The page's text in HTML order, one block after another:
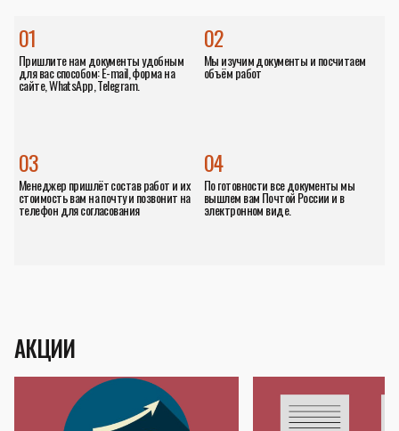
01
Пришлите нам документы удобным
для вас способом: E-mail, форма на
сайте, WhatsApp, Telegram.
02
Мы изучим документы и посчитаем
объём работ
04
По готовности все документы мы
вышлем вам Почтой России и в
электронном виде.
03
Менеджер пришлёт состав работ и их
стоимость вам на почту и позвонит на
телефон для согласования
АКЦИИ